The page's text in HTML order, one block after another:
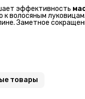
эффективность
волосяным луковицам.
Заметное
товары